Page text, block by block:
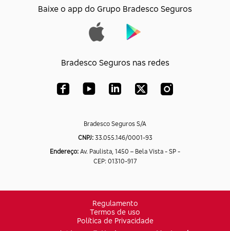
Baixe o app do Grupo Bradesco Seguros
Bradesco Seguros nas redes
Bradesco Seguros S/A
CNPJ:33.055.146/0001-93
Endereço: Av. Paulista, 1450 – Bela Vista - SP -
CEP: 01310-917
Regulamento
Termos de uso
Política de Privacidade